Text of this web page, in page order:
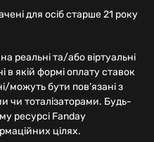
для осіб старше 21 року
реальні та/або віртуальні
в якій формі оплату ставок
можуть бути пов’язані з
чи тоталізаторами. Будь-
ресурсі Fanday
цілях.